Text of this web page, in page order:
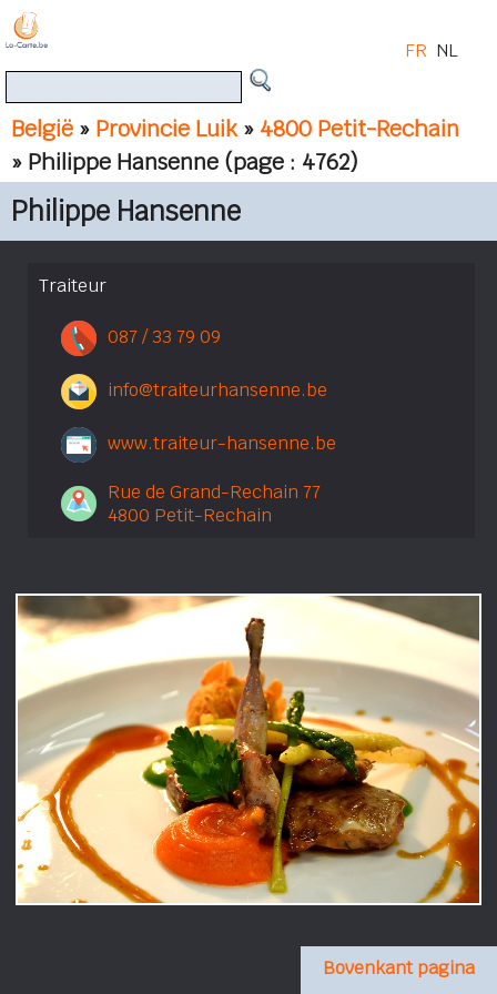
België » Provincie Luik» 4800 Petit-Rechain
» Philippe Hansenne (page : 4762)
FR NL
Philippe Hansenne
Traiteur
087 / 33 79 09
info@traiteurhansenne.be
www.traiteur-hansenne.be
Rue de Grand-Rechain 77
4800 Petit-Rechain
Bovenkant pagina